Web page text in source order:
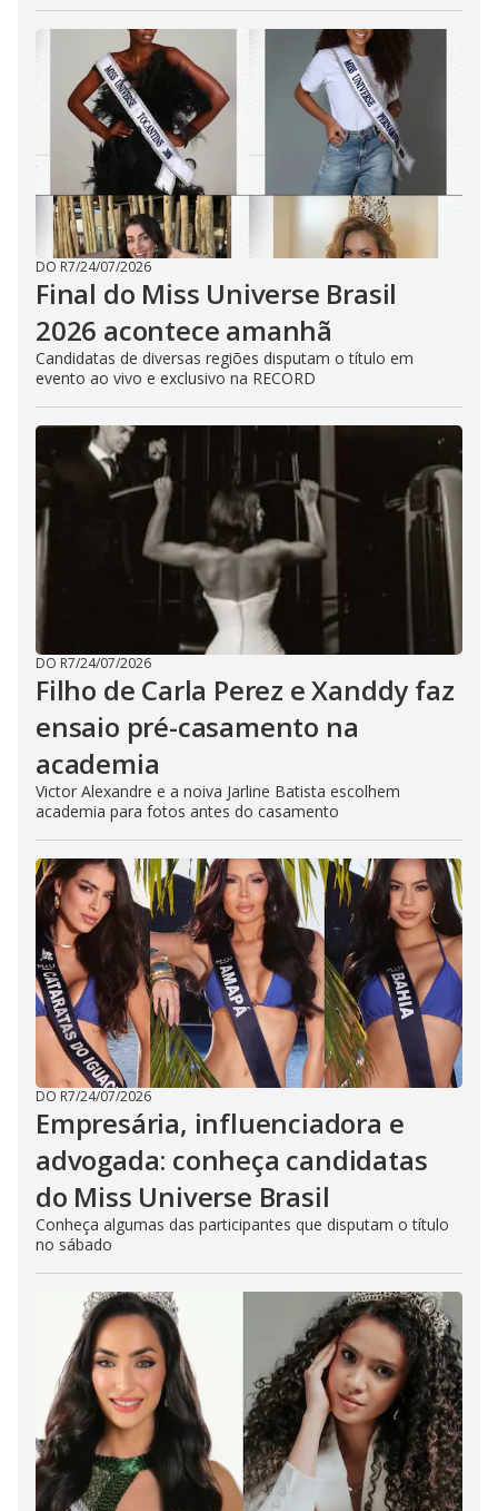
DO R7/24/07/2026
Final do Miss Universe Brasil
2026 acontece amanhã
Candidatas de diversas regiões disputam o título em
evento ao vivo e exclusivo na RECORD
DO R7/24/07/2026
Filho de Carla Perez e Xanddy faz
ensaio pré-casamento na
academia
Victor Alexandre e a noiva Jarline Batista escolhem
academia para fotos antes do casamento
DO R7/24/07/2026
Empresária, influenciadora e
advogada: conheça candidatas
do Miss Universe Brasil
Conheça algumas das participantes que disputam o título
no sábado